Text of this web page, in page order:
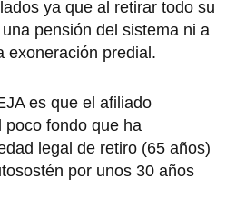
ya que al retirar todo su
pensión del sistema ni a
exoneración predial.
es que el afiliado
poco fondo que ha
legal de retiro (65 años)
por unos 30 años